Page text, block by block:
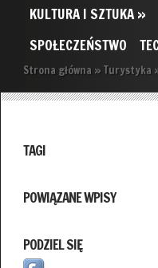
KULTURA I SZTUKA »
SPOŁECZEŃSTWO
Strona główna » Turystyka
TAGI
POWIĄZANE WPISY
PODZIEL SIĘ